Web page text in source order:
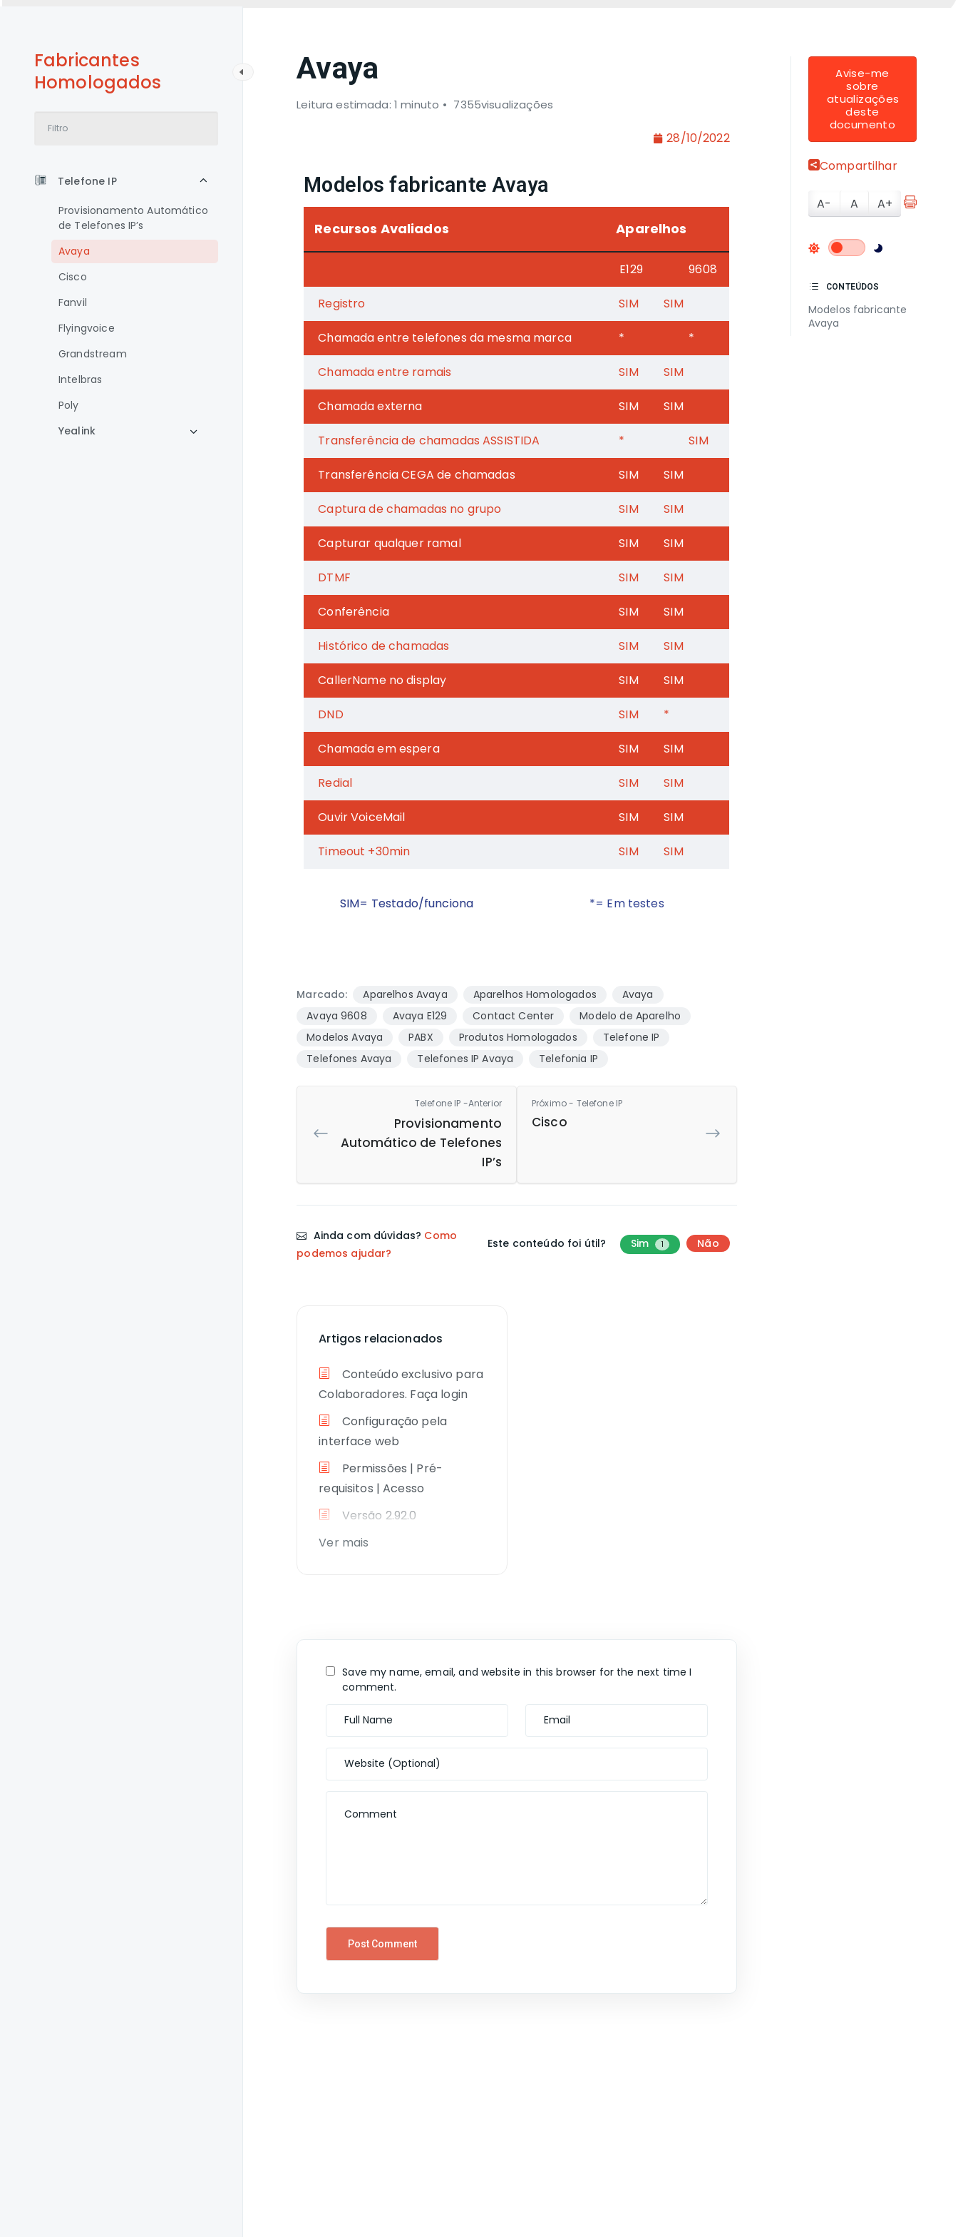
Fabricantes
Homologados
Telefone IP
Provisionamento Automático
de Telefones IP’s
Avaya
Cisco
Fanvil
Flyingvoice
Grandstream
Intelbras
Poly
Yealink
Avaya
Leitura estimada: 1 minuto 7355visualizações
28/10/2022
Modelos fabricante Avaya
Recursos Avaliados Aparelhos
E129 9608
Registro SIM SIM
Chamada entre telefones da mesma marca * *
Chamada entre ramais SIM SIM
Chamada externa SIM SIM
Transferência de chamadas ASSISTIDA * SIM
Transferência CEGA de chamadas SIM SIM
Captura de chamadas no grupo SIM SIM
Capturar qualquer ramal SIM SIM
DTMF SIM SIM
Conferência SIM SIM
Histórico de chamadas SIM SIM
CallerName no display SIM SIM
DND SIM *
Chamada em espera SIM SIM
Redial SIM SIM
Ouvir VoiceMail SIM SIM
Timeout +30min SIM SIM
SIM= Testado/funciona *= Em testes
Marcado: Aparelhos Avaya Aparelhos Homologados
Avaya
Avaya 9608
Avaya E129 Contact Center
Modelo de Aparelho
Modelos Avaya
PABX Produtos Homologados
Telefone IP
Telefones Avaya
Telefones IP Avaya Telefonia IP
Telefone IP -Anterior
Provisionamento
Automático de Telefones
IP’s
Próximo - Telefone IP
Cisco
Ainda com dúvidas? Como
podemos ajudar?
Este conteúdo foi útil? Sim 1 Não
Artigos relacionados
Conteúdo exclusivo para
Colaboradores. Faça login
Configuração pela
interface web
Permissões | Pré-
requisitos | Acesso
Versão 2.92.0
Ver mais
Save my name, email, and website in this browser for the next time I
comment.
Avise-me
sobre
atualizações
deste
documento
Compartilhar
A- A A+
CONTEÚDOS
Modelos fabricante
Avaya